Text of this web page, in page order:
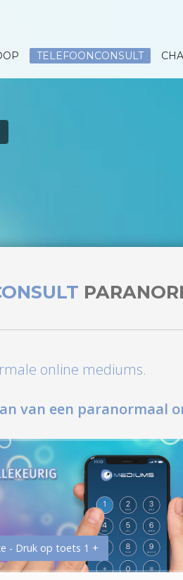
TELEFOONCONSULT
online mediums.
van een paranormaal
- Druk op toets 1 +